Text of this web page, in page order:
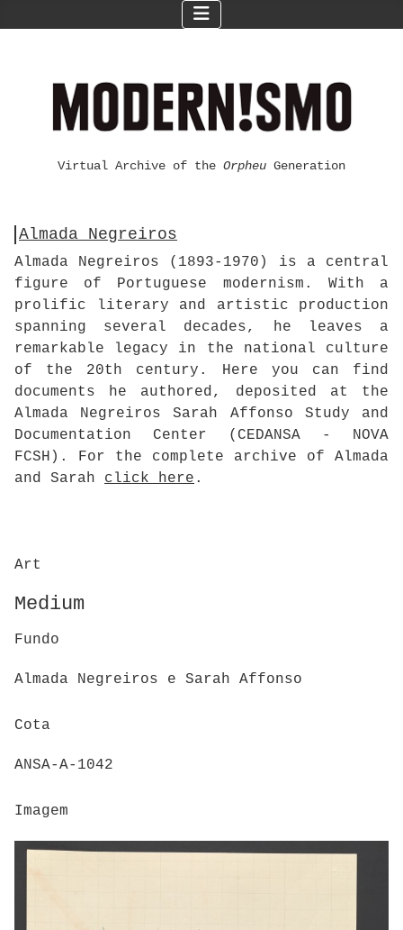
Virtual Archive of the Orpheu Generation
Almada Negreiros
Almada Negreiros (1893-1970) is a central
figure of Portuguese modernism. With a
prolific literary and artistic production
spanning several decades, he leaves a
remarkable legacy in the national culture
of the 20th century. Here you can find
documents he authored, deposited at the
Almada Negreiros Sarah Affonso Study and
Documentation Center (CEDANSA - NOVA
FCSH). For the complete archive of Almada
and Sarah click here .
Art
Medium
Fundo
Almada Negreiros e Sarah Affonso
Cota
ANSA-A-1042
Imagem